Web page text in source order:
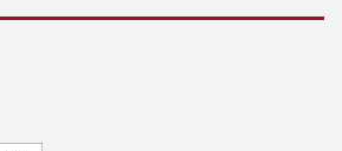
de prévention et d’intervention